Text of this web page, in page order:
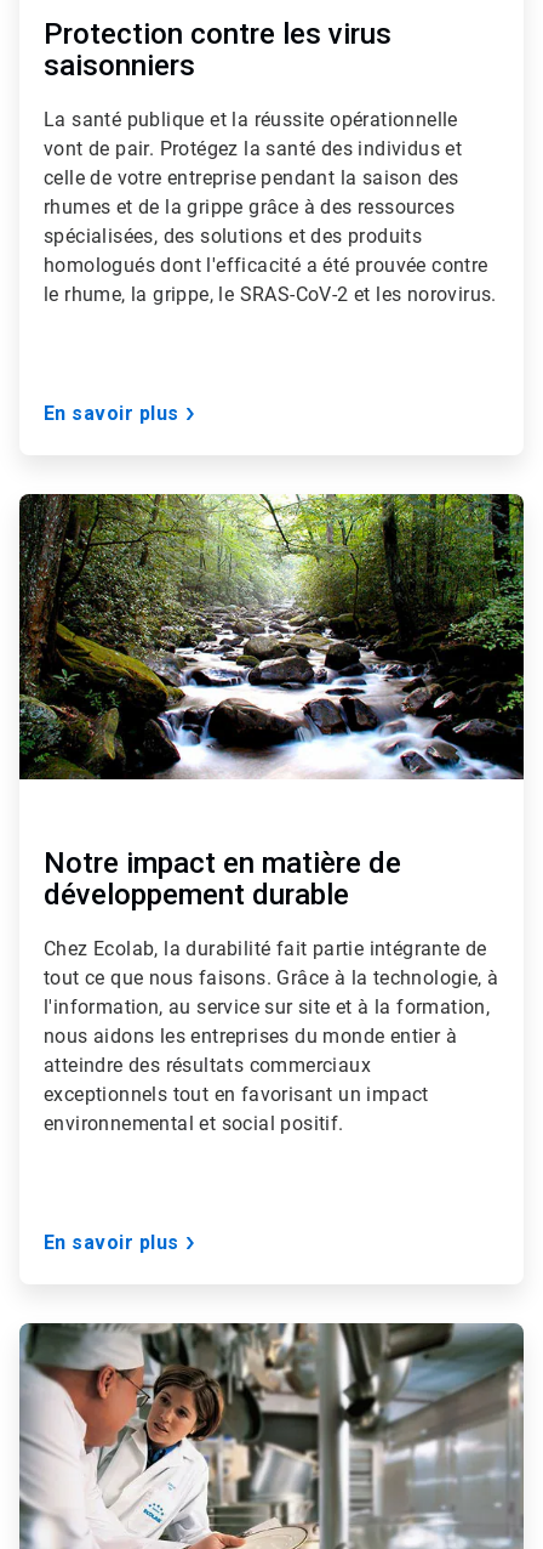
Protection contre les virus
saisonniers
La santé publique et la réussite opérationnelle
vont de pair. Protégez la santé des individus et
celle de votre entreprise pendant la saison des
rhumes et de la grippe grâce à des ressources
spécialisées, des solutions et des produits
homologués dont l'efficacité a été prouvée contre
le rhume, la grippe, le SRAS-CoV-2 et les norovirus.
En savoir plus
ArticleTile
2
de
3
Notre impact en matière de
développement durable
Chez Ecolab, la durabilité fait partie intégrante de
tout ce que nous faisons. Grâce à la technologie, à
l'information, au service sur site et à la formation,
nous aidons les entreprises du monde entier à
atteindre des résultats commerciaux
exceptionnels tout en favorisant un impact
environnemental et social positif.
En savoir plus
ArticleTile
3
de